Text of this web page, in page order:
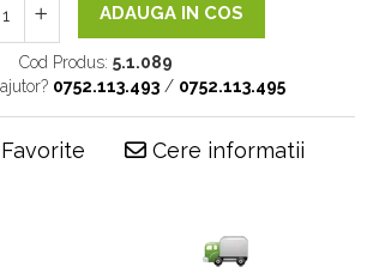
ADAUGA IN COS
Cod Produs: 5.1.089
0752.113.493 / 0752.113.495
Cere informatii